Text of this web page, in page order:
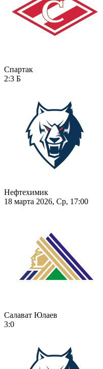
Спартак
2:3 Б
Нефтехимик
18 марта 2026, Ср, 17:00
Салават Юлаев
3:0